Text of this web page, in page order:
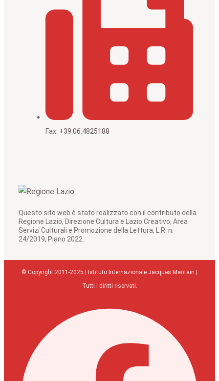
Fax: +39.06.4825188
Questo sito web è stato realizzato con il contributo della
Regione Lazio, Direzione Cultura e Lazio Creativo, Area
Servizi Culturali e Promozione della Lettura, L.R. n.
24/2019, Piano 2022.
© Copyright 2011-2025 | Istituto Internazionale Jacques Maritain |
Tutti i diritti riservati.